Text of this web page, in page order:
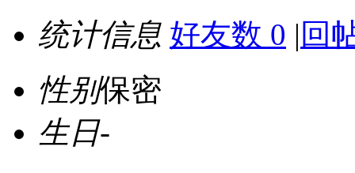
统计信息 好友数 0 | 回
性别保密
生日-